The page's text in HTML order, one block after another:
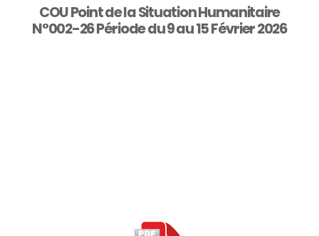
COU Point de la Situation Humanitaire
N°002-26 Période du 9 au 15 Février 2026